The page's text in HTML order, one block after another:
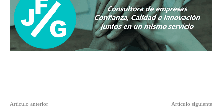
Artículo anterior Artículo siguiente